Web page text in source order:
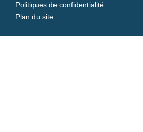
Politiques de confidentialité
Plan du site